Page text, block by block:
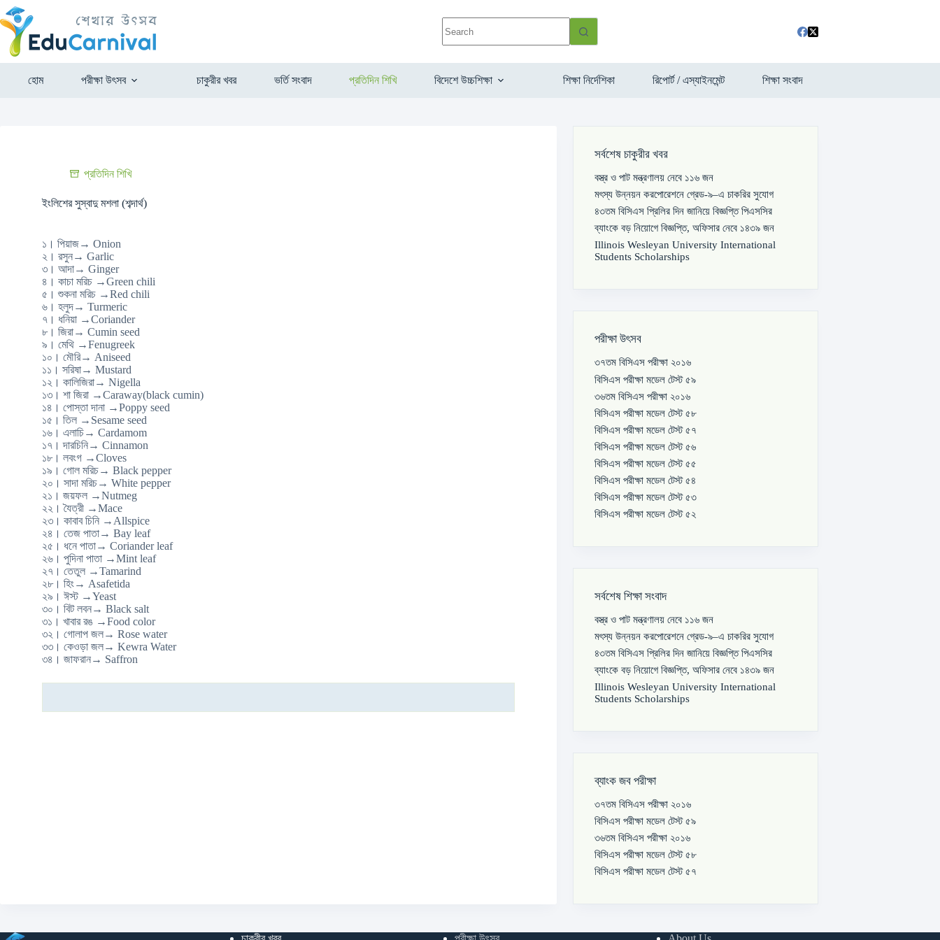
হোম পরীক্ষা উৎসব চাকুরীর খবর ভর্তি সংবাদ প্রতিদিন শিখি বিদেশে উচ্চশিক্ষা শিক্ষা নির্দেশিকা রিপোর্ট / এস্যাইনমেন্ট শিক্ষা সংবাদ
প্রতিদিন শিখি
ইংলিশের সুস্বাদু মশলা (শব্দার্থ)
১। পিয়াজ→ Onion
২। রসুন→ Garlic
৩। আদা→ Ginger
৪। কাচা মরিচ →Green chili
৫। শুকনা মরিচ →Red chili
৬। হলুদ→ Turmeric
৭। ধনিয়া →Coriander
৮। জিরা→ Cumin seed
৯। মেথি →Fenugreek
১০। মৌরি→ Aniseed
১১। সরিষা→ Mustard
১২। কালিজিরা→ Nigella
১৩। শা জিরা →Caraway(black cumin)
১৪। পোস্তা দানা →Poppy seed
১৫। তিল →Sesame seed
১৬। এলাচি→ Cardamom
১৭। দারচিনি→ Cinnamon
১৮। লবংগ →Cloves
১৯। গোল মরিচ→ Black pepper
২০। সাদা মরিচ→ White pepper
২১। জয়ফল →Nutmeg
২২। যৈত্রী →Mace
২৩। কাবাব চিনি →Allspice
২৪। তেজ পাতা→ Bay leaf
২৫। ধনে পাতা→ Coriander leaf
২৬। পুদিনা পাতা →Mint leaf
২৭। তেতুল →Tamarind
২৮। হিং→ Asafetida
২৯। ঈস্ট →Yeast
৩০। বিট লবন→ Black salt
৩১। খাবার রঙ →Food color
৩২। গোলাপ জল→ Rose water
৩৩। কেওড়া জল→ Kewra Water
৩৪। জাফরান→ Saffron
সর্বশেষ চাকুরীর খবর
বস্ত্র ও পাট মন্ত্রণালয় নেবে ১১৬ জন
মৎস্য উন্নয়ন করপোরেশনে গ্রেড-৯–এ চাকরির সুযোগ
৪৩তম বিসিএস প্রিলির দিন জানিয়ে বিজ্ঞপ্তি পিএসসির
ব্যাংকে বড় নিয়োগে বিজ্ঞপ্তি, অফিসার নেবে ১৪৩৯ জন
Illinois Wesleyan University International
Students Scholarships
পরীক্ষা উৎসব
৩৭তম বিসিএস পরীক্ষা ২০১৬
বিসিএস পরীক্ষা মডেল টেস্ট ৫৯
৩৬তম বিসিএস পরীক্ষা ২০১৬
বিসিএস পরীক্ষা মডেল টেস্ট ৫৮
বিসিএস পরীক্ষা মডেল টেস্ট ৫৭
বিসিএস পরীক্ষা মডেল টেস্ট ৫৬
বিসিএস পরীক্ষা মডেল টেস্ট ৫৫
বিসিএস পরীক্ষা মডেল টেস্ট ৫৪
বিসিএস পরীক্ষা মডেল টেস্ট ৫৩
বিসিএস পরীক্ষা মডেল টেস্ট ৫২
সর্বশেষ শিক্ষা সংবাদ
বস্ত্র ও পাট মন্ত্রণালয় নেবে ১১৬ জন
মৎস্য উন্নয়ন করপোরেশনে গ্রেড-৯–এ চাকরির সুযোগ
৪৩তম বিসিএস প্রিলির দিন জানিয়ে বিজ্ঞপ্তি পিএসসির
ব্যাংকে বড় নিয়োগে বিজ্ঞপ্তি, অফিসার নেবে ১৪৩৯ জন
Illinois Wesleyan University International
Students Scholarships
ব্যাংক জব পরীক্ষা
৩৭তম বিসিএস পরীক্ষা ২০১৬
বিসিএস পরীক্ষা মডেল টেস্ট ৫৯
৩৬তম বিসিএস পরীক্ষা ২০১৬
বিসিএস পরীক্ষা মডেল টেস্ট ৫৮
বিসিএস পরীক্ষা মডেল টেস্ট ৫৭